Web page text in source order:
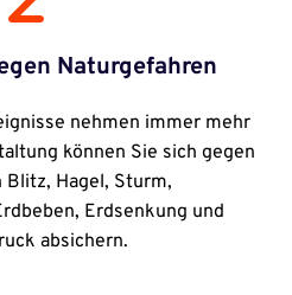
Naturgefahren
nehmen immer mehr
können Sie sich gegen
Blitz, Hagel, Sturm,
Erdsenkung und
absichern.